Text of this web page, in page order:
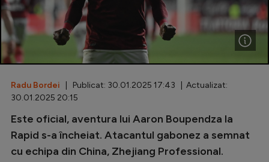
U21
Fotbal feminin
Special
Diverse
Inedit
Clasamente
Radu Bordei | Publicat: 30.01.2025 17:43 | Actualizat:
30.01.2025 20:15
Este oficial, aventura lui Aaron Boupendza la
Rapid s-a încheiat. Atacantul gabonez a semnat
cu echipa din China, Zhejiang Professional.